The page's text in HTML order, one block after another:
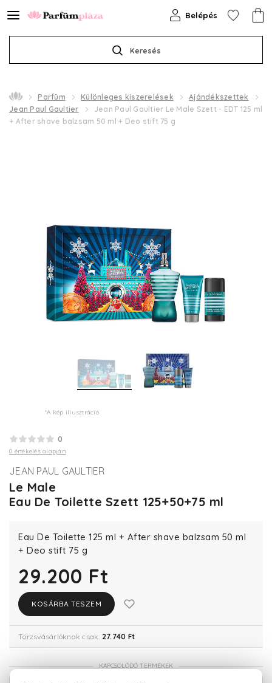
Keresés
Belépés
Parfüm Különleges kiszerelések
Ajándékszettek
Jean Paul Gaultier
Jean Paul Gaultier Le Male Szett - EDT 125 ml
+ After shave balzsam 50 ml + Deo stift 75 g
*A kép illusztráció
0
0 értékelés alapján
JEAN PAUL GAULTIER
Le Male
Eau De Toilette Szett 125+50+75 ml
Eau De Toilette 125 ml + After shave balzsam 50 ml
+ Deo stift 75 g
29.200 Ft
KOSÁRBA TESZEM
Törzsvásárlóknak csak: 27.740 Ft
KAPCSOLÓDÓ TERMÉKEK